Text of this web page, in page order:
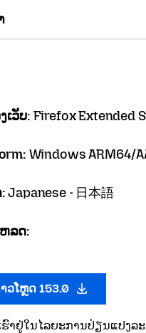
ເວັບ: Firefox Extended
Windows ARM64/
:Japanese - 日本語
ລດ:
ວໂຫຼດ 153.0
າຢູ່ໃນໄລຍະການປ່ຽນແປງລ